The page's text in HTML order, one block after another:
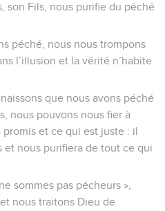
son Fils, nous purifie du péché
péché, nous nous trompons
l’illusion et la vérité n’habite
que nous avons péché
nous pouvons nous fier à
promis et ce qui est juste : il
et nous purifiera de tout ce qui
sommes pas pécheurs »,
nous traitons Dieu de